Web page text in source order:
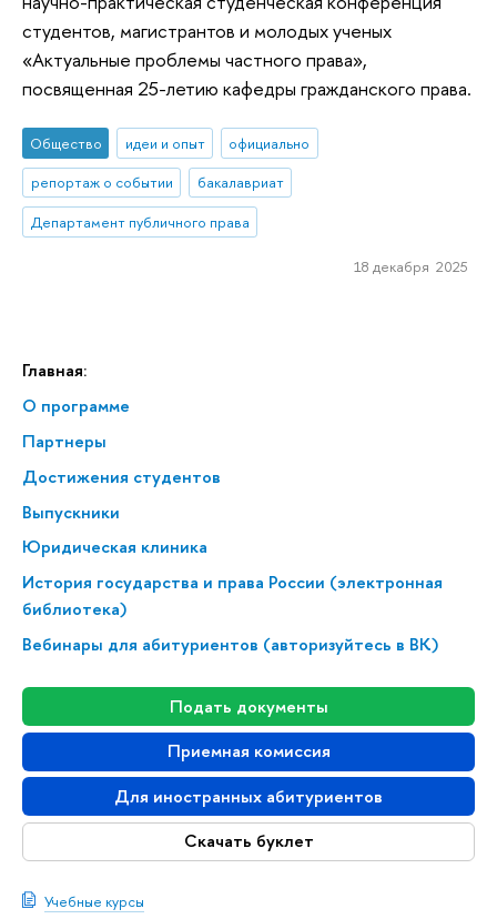
Главная:
О программе
Партнеры
Достижения студентов
Выпускники
Юридическая клиника
История государства и права России (электронная
библиотека)
Вебинары для абитуриентов (авторизуйтесь в ВК)
Подать документы
Приемная комиссия
Для иностранных абитуриентов
Скачать буклет
Учебные курсы
студентов, магистрантов и молодых ученых
«Актуальные проблемы частного права»,
посвященная 25-летию кафедры гражданского права.
Общество идеи и опыт
официально
репортаж о событии
бакалавриат
Департамент публичного права
18 декабря 2025